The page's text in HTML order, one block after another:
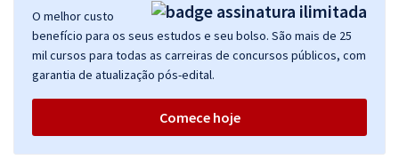
O melhor custo
benefício para os seus estudos e seu bolso. São mais de 25
mil cursos para todas as carreiras de concursos públicos, com
garantia de atualização pós-edital.
Comece hoje